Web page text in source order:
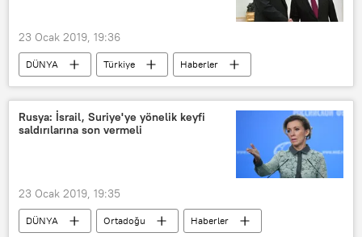
23 Ocak 2019, 19:36
DÜNYA Türkiye
Haberler
POLİTİKA
Rusya
Moskova
TÜRKİYE
Vladimir Putin
Recep Tayyip Erdoğan
Rusya: İsrail, Suriye'ye yönelik keyfi
saldırılarına son vermeli
23 Ocak 2019, 19:35
DÜNYA Ortadoğu
Haberler